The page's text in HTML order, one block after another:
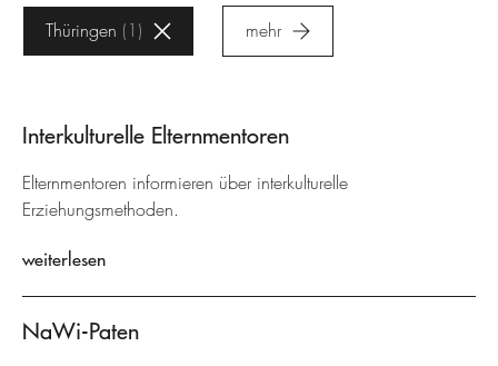
Thüringen 1 mehr
Interkulturelle Elternmentoren
Elternmentoren informieren über interkulturelle
Erziehungsmethoden.
weiterlesen
NaWi-Paten